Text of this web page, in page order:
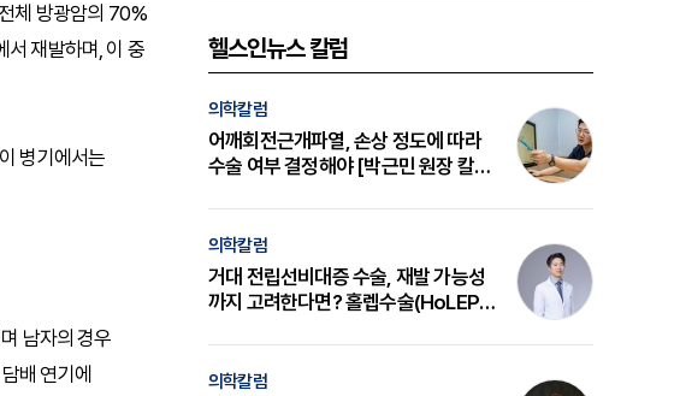
체 방광암의 70%
서 재발하며, 이 중
병기에서는
남자의 경우
배 연기에
헬스인뉴스 칼럼
의학칼럼
어깨회전근개파열, 손상 정도에 따라
수술 여부 결정해야 [박근민 원장 칼
의학칼럼
거대 전립선비대증 수술, 재발 가능성
까지 고려한다면? 홀렙수술(HoLEP)
의학칼럼